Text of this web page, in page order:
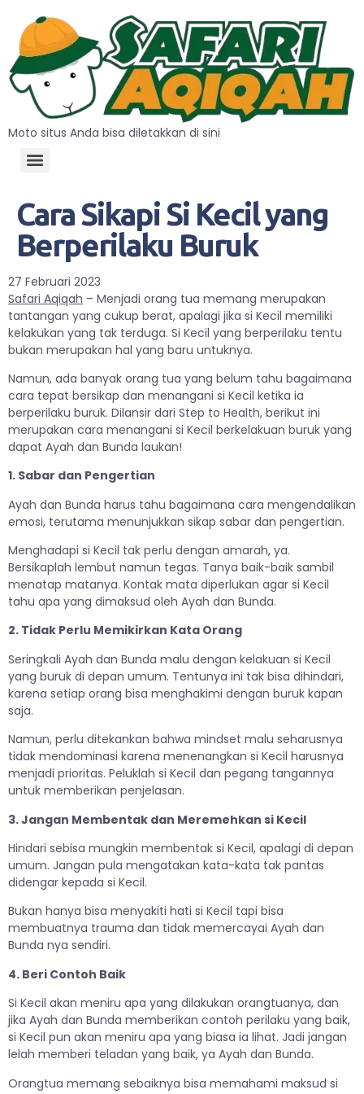
Moto situs Anda bisa diletakkan di sini
Cara Sikapi Si Kecil yang
Berperilaku Buruk
27 Februari 2023
Safari Aqiqah – Menjadi orang tua memang merupakan
tantangan yang cukup berat, apalagi jika si Kecil memiliki
kelakukan yang tak terduga. Si Kecil yang berperilaku tentu
bukan merupakan hal yang baru untuknya.
Namun, ada banyak orang tua yang belum tahu bagaimana
cara tepat bersikap dan menangani si Kecil ketika ia
berperilaku buruk. Dilansir dari Step to Health, berikut ini
merupakan cara menangani si Kecil berkelakuan buruk yang
dapat Ayah dan Bunda laukan!
1. Sabar dan Pengertian
Ayah dan Bunda harus tahu bagaimana cara mengendalikan
emosi, terutama menunjukkan sikap sabar dan pengertian.
Menghadapi si Kecil tak perlu dengan amarah, ya.
Bersikaplah lembut namun tegas. Tanya baik-baik sambil
menatap matanya. Kontak mata diperlukan agar si Kecil
tahu apa yang dimaksud oleh Ayah dan Bunda.
2. Tidak Perlu Memikirkan Kata Orang
Seringkali Ayah dan Bunda malu dengan kelakuan si Kecil
yang buruk di depan umum. Tentunya ini tak bisa dihindari,
karena setiap orang bisa menghakimi dengan buruk kapan
saja.
Namun, perlu ditekankan bahwa mindset malu seharusnya
tidak mendominasi karena menenangkan si Kecil harusnya
menjadi prioritas. Peluklah si Kecil dan pegang tangannya
untuk memberikan penjelasan.
3. Jangan Membentak dan Meremehkan si Kecil
Hindari sebisa mungkin membentak si Kecil, apalagi di depan
umum. Jangan pula mengatakan kata-kata tak pantas
didengar kepada si Kecil.
Bukan hanya bisa menyakiti hati si Kecil tapi bisa
membuatnya trauma dan tidak memercayai Ayah dan
Bunda nya sendiri.
4. Beri Contoh Baik
Si Kecil akan meniru apa yang dilakukan orangtuanya, dan
jika Ayah dan Bunda memberikan contoh perilaku yang baik,
si Kecil pun akan meniru apa yang biasa ia lihat. Jadi jangan
lelah memberi teladan yang baik, ya Ayah dan Bunda.
Orangtua memang sebaiknya bisa memahami maksud si